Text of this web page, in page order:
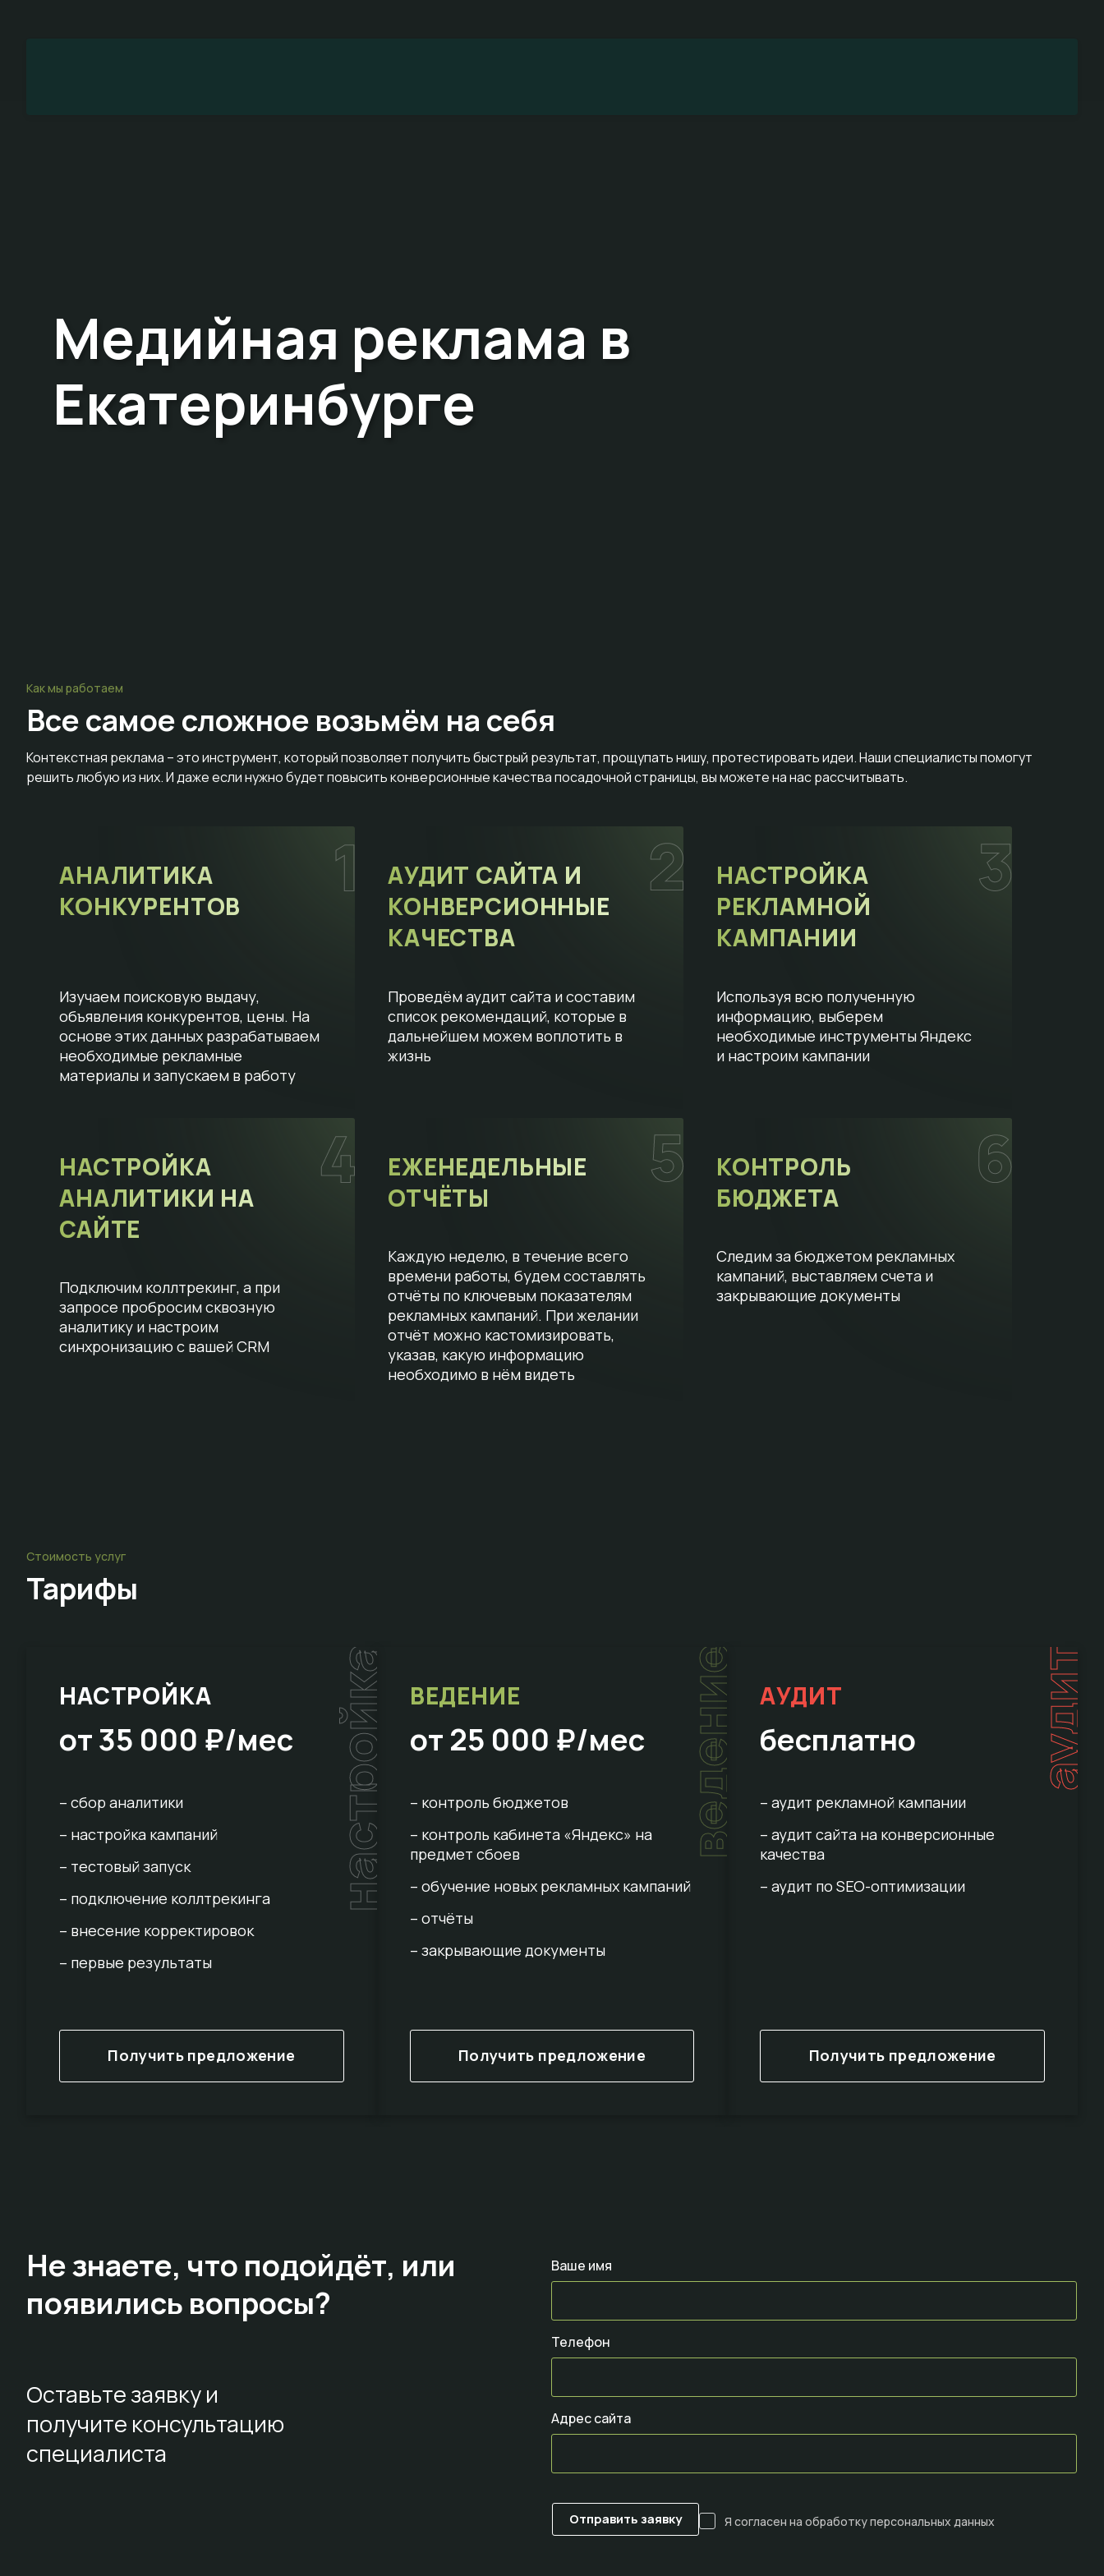
Медийная реклама в
Екатеринбурге
Как мы работаем
Все самое сложное возьмём на себя
Контекстная реклама – это инструмент, который позволяет получить быстрый результат, прощупать нишу, протестировать идеи. Наши специалисты помогут
решить любую из них. И даже если нужно будет повысить конверсионные качества посадочной страницы, вы можете на нас рассчитывать.
АНАЛИТИКА
КОНКУРЕНТОВ
Изучаем поисковую выдачу,
объявления конкурентов, цены. На
основе этих данных разрабатываем
необходимые рекламные
материалы и запускаем в работу
АУДИТ САЙТА И
КОНВЕРСИОННЫЕ
КАЧЕСТВА
Проведём аудит сайта и составим
список рекомендаций, которые в
дальнейшем можем воплотить в
жизнь
НАСТРОЙКА
РЕКЛАМНОЙ
КАМПАНИИ
Используя всю полученную
информацию, выберем
необходимые инструменты Яндекс
и настроим кампании
НАСТРОЙКА
АНАЛИТИКИ НА
САЙТЕ
Подключим коллтрекинг, а при
запросе пробросим сквозную
аналитику и настроим
синхронизацию с вашей CRM
ЕЖЕНЕДЕЛЬНЫЕ
ОТЧЁТЫ
Каждую неделю, в течение всего
времени работы, будем составлять
отчёты по ключевым показателям
рекламных кампаний. При желании
отчёт можно кастомизировать,
указав, какую информацию
необходимо в нём видеть
КОНТРОЛЬ
БЮДЖЕТА
Следим за бюджетом рекламных
кампаний, выставляем счета и
закрывающие документы
Стоимость услуг
Тарифы
настройка
НАСТРОЙКА
от 35 000 ₽/мес
– сбор аналитики
– настройка кампаний
– тестовый запуск
– подключение коллтрекинга
– внесение корректировок
– первые результаты
Получить предложение
ведение
ВЕДЕНИЕ
от 25 000 ₽/мес
– контроль бюджетов
– контроль кабинета «Яндекс» на
предмет сбоев
– обучение новых рекламных кампаний
– отчёты
– закрывающие документы
Получить предложение
аудит
АУДИТ
бесплатно
– аудит рекламной кампании
– аудит сайта на конверсионные
качества
– аудит по SEO-оптимизации
Получить предложение
Оставьте заявку и
получите консультацию
специалиста
Не знаете, что подойдёт, или
появились вопросы?
Ваше имя
Телефон
Адрес сайта
Я согласен на обработку персональных данных